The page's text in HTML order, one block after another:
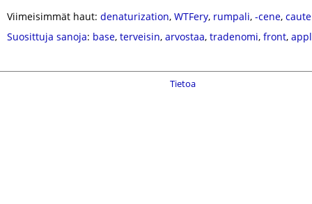
Viimeisimmät haut: denaturization, WTFery, rumpali, -cene,
Suosittuja sanoja: base, terveisin, arvostaa, tradenomi, front,
Tietoa